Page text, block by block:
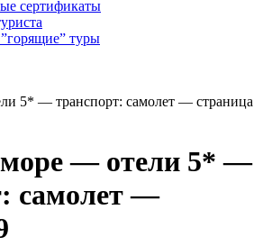
сертификаты
туры
5* — транспорт: самолет — страница
— отели 5* —
самолет —